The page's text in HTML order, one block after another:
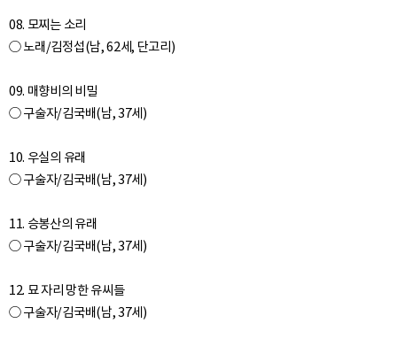
08. 모찌는 소리
○ 노래/김정섭(남, 62세, 단고리)
09. 매향비의 비밀
○ 구술자/김국배(남, 37세)
10. 우실의 유래
○ 구술자/김국배(남, 37세)
11. 승봉산의 유래
○ 구술자/김국배(남, 37세)
12. 묘 자리 망한 유씨들
○ 구술자/김국배(남, 37세)